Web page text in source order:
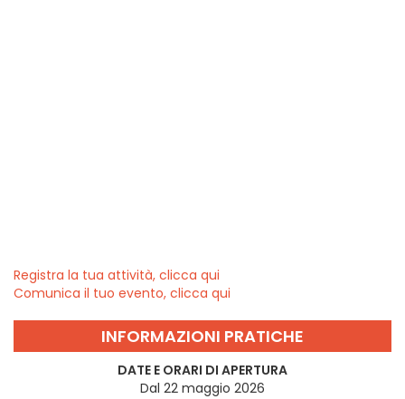
Registra la tua attività, clicca qui
Comunica il tuo evento, clicca qui
INFORMAZIONI PRATICHE
DATE E ORARI DI APERTURA
Dal 22 maggio 2026